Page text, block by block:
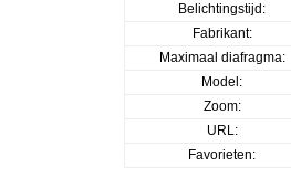
Belichtingstijd:
Fabrikant:
Maximaal diafragma:
Model:
Zoom:
URL:
Favorieten: